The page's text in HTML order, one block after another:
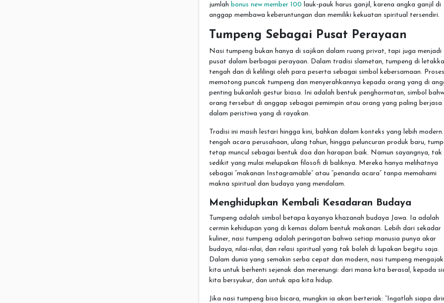
jumlah bonus new member 100 lauk-pauk harus ganjil, karena angka ganjil di
anggap membawa keberuntungan dan memiliki kekuatan spiritual tersendiri.
Tumpeng Sebagai Pusat Perayaan
Nasi tumpeng bukan hanya di sajikan dalam ruang privat, tapi juga menjadi
pusat dalam berbagai perayaan. Dalam tradisi slametan, tumpeng di
tengah dan di kelilingi oleh para peserta sebagai simbol kebersamaan. Proses
memotong puncak tumpeng dan menyerahkannya kepada orang yang di
penting bukanlah gestur biasa. Ini adalah bentuk penghormatan, simbol
orang tersebut di anggap sebagai pemimpin atau orang yang paling berjasa
dalam peristiwa yang di rayakan.
Tradisi ini masih lestari hingga kini, bahkan dalam konteks yang lebih
tengah acara perusahaan, ulang tahun, hingga peluncuran produk baru,
tetap muncul sebagai bentuk doa dan harapan baik. Namun sayangnya, tak
sedikit yang mulai melupakan filosofi di baliknya. Mereka hanya melihatnya
sebagai “makanan Instagramable” atau “penanda acara” tanpa memahami
makna spiritual dan budaya yang mendalam.
Menghidupkan Kembali Kesadaran Budaya
Tumpeng adalah simbol betapa kayanya khazanah budaya Jawa. Ia adalah
cermin kehidupan yang di kemas dalam bentuk makanan. Lebih dari sekadar
kuliner, nasi tumpeng adalah peringatan bahwa setiap manusia punya akar
budaya, nilai-nilai, dan relasi spiritual yang tak boleh di lupakan begitu saja.
Dalam dunia yang semakin serba cepat dan modern, nasi tumpeng mengajak
kita untuk berhenti sejenak dan merenungi: dari mana kita berasal, kepada
kita bersyukur, dan untuk apa kita hidup.
Jika nasi tumpeng bisa bicara, mungkin ia akan berteriak: “Ingatlah siapa